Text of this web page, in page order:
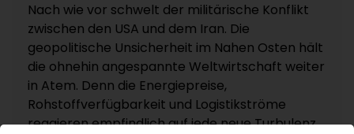
Nach wie vor schwelt der militärische Konflikt
zwischen den USA und dem Iran. Die
geopolitische Unsicherheit im Nahen Osten hält
die ohnehin angespannte Weltwirtschaft weiter
in Atem. Denn die Energiepreise,
Rohstoffverfügbarkeit und Logistikströme
reagieren empfindlich auf jede neue Turbulenz.